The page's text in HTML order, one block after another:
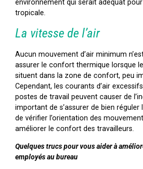
environnement qui serait adéquat
tropicale.
La vitesse de l’air
Aucun mouvement d’air minimum
assurer le confort thermique lorsque
situent dans la zone de confort, peu
Cependant, les courants d’air
postes de travail peuvent causer de
important de s’assurer de bien réguler
de vérifier l’orientation des
améliorer le confort des travailleurs.
Quelques trucs pour vous aider à
employés au bureau